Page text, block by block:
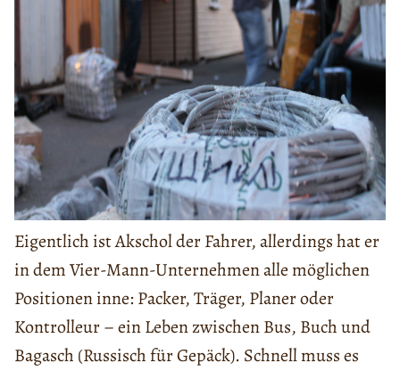
Eigentlich ist Akschol der Fahrer, allerdings hat er
in dem Vier-Mann-Unternehmen alle möglichen
Positionen inne: Packer, Träger, Planer oder
Kontrolleur – ein Leben zwischen Bus, Buch und
Bagasch (Russisch für Gepäck). Schnell muss es